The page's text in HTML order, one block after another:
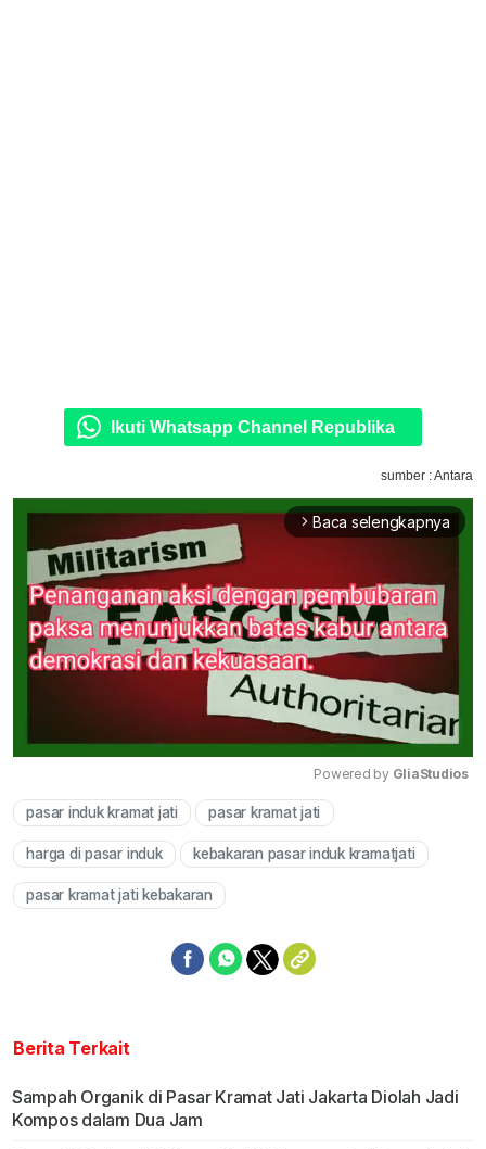
Ikuti Whatsapp Channel Republika
sumber : Antara
arrow_forward_ios Baca selengkapnya
Powered by GliaStudios
pasar induk kramat jati pasar kramat jati
harga di pasar induk kebakaran pasar induk kramatjati
pasar kramat jati kebakaran
Berita Terkait
Sampah Organik di Pasar Kramat Jati Jakarta Diolah Jadi
Kompos dalam Dua Jam